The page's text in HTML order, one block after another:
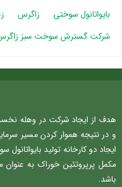
بایواتانول سوختی
زاگرس
شرکت گسترش سوخت سبز
هدف از ایجاد شرکت در وهله نخست
و در نتیجه هموار کردن مسیر
ایجاد دو کارخانه تولید
مکمل پرپروتئین خوراک به
باشد.